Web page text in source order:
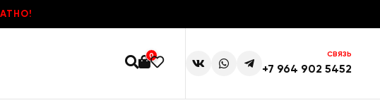
0 СВЯЗЬ
+7 964 902 5452